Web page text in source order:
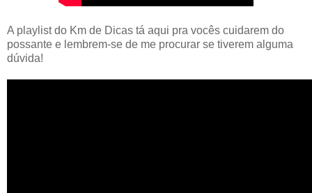
A playlist do Km de Dicas tá aqui pra vocês cuidarem do
possante e lembrem-se de me procurar se tiverem alguma
dúvida!